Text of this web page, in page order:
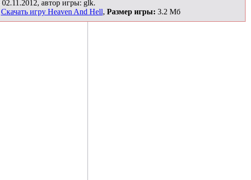
02.11.2012, автор игры: glk.
Скачать игру Heaven And Hell, Размер игры: 3.2 Мб